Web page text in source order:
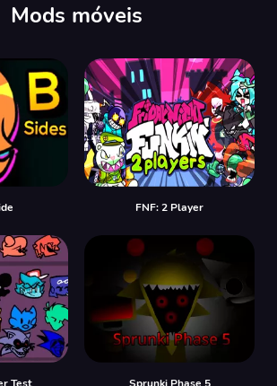
Mods móveis
FNF: 2 Player